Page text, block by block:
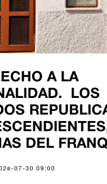
A LA
LOS
DEL
07-30 09:00